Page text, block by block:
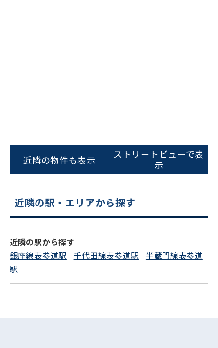
スムーズにご案内できます
0120-620-213
フォームでお問い合わせ
近隣の物件も表示
ストリートビューで表
示
近隣の駅・エリアから探す
近隣の駅から探す
銀座線表参道駅
千代田線表参道駅
半蔵門線表参道
駅